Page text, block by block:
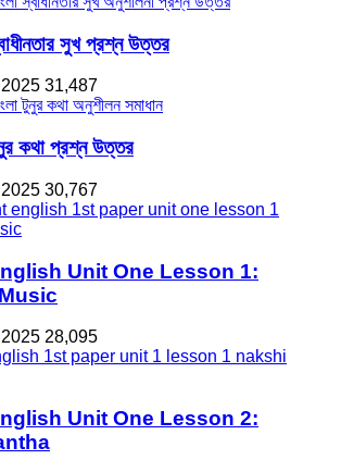
সুখ প্রশ্ন উত্তর
31,487
কথা প্রশ্ন উত্তর
30,767
Unit One Lesson 1:
28,095
Unit One Lesson 2: